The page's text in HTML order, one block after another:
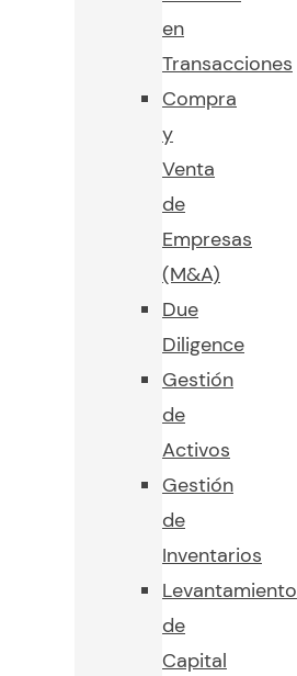
en
Transacciones
Compra
y
Venta
de
Empresas
(M&A)
Due
Diligence
Gestión
de
Activos
Gestión
de
Inventarios
Levantamiento
de
Capital